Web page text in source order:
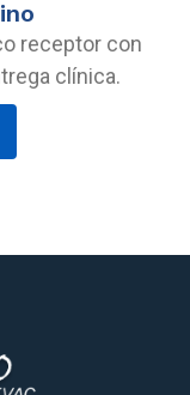
receptor con
clínica.